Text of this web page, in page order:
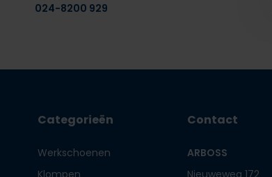
024-8200 929
Categorieën
Werkschoenen
Klompen
Contact
ARBOSS
Nieuweweg 172